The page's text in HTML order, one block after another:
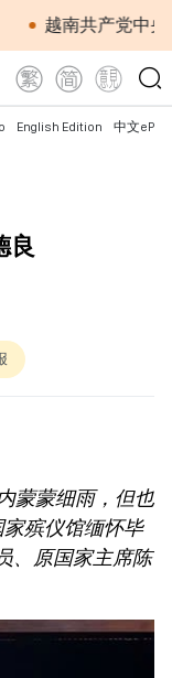
产党中央总书记、
English Edition 中文
良
蒙蒙细雨，但也
殡仪馆缅怀毕
、原国家主席陈